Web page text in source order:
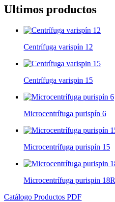
Ultimos productos
Centrífuga varispín 12
Centrífuga varispin 15
Microcentrífuga purispín 6
Microcentrífuga purispín 15
Microcentrífuga purispin 18R
Catálogo Productos PDF